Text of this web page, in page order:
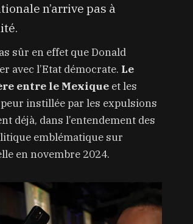
n’arrive pas à
sûr en effet que Donald
avec l’Etat démocrate. Le
entre le Mexique et les
instillée par les expulsions
déjà, dans l’entendement des
emblématique sur
en novembre 2024.